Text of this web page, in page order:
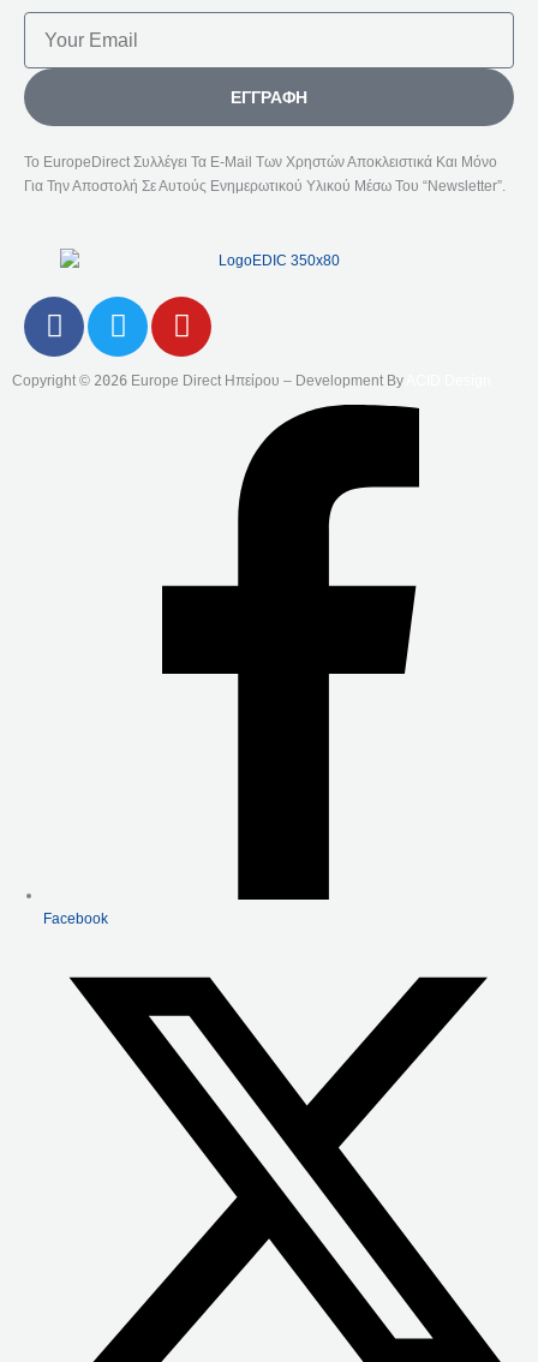
ΕΓΓΡΑΦΉ
Το EuropeDirect Συλλέγει Τα E-Mail Των Χρηστών Αποκλειστικά Και Μόνο
Για Την Αποστολή Σε Αυτούς Ενημερωτικού Υλικού Μέσω Του “Newsletter”.
F
A
C
T
W
I
Y
O
U
Copyright © 2026 Europe Direct Ηπείρου – Development By
Facebook